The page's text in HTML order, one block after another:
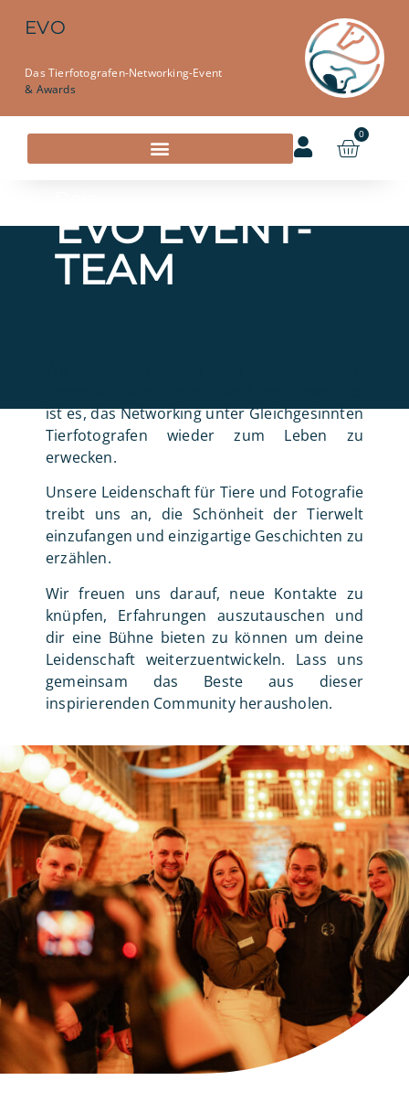
EVO
Das Tierfotografen-Networking-Event
& Awards
0
EVO EVENT-
TEAM
ist es, das Networking unter Gleichgesinnten
Tierfotografen wieder zum Leben zu
erwecken.
Unsere Leidenschaft für Tiere und Fotografie
treibt uns an, die Schönheit der Tierwelt
einzufangen und einzigartige Geschichten zu
erzählen.
Wir freuen uns darauf, neue Kontakte zu
knüpfen, Erfahrungen auszutauschen und
dir eine Bühne bieten zu können um deine
Leidenschaft weiterzuentwickeln. Lass uns
gemeinsam das Beste aus dieser
inspirierenden Community herausholen.